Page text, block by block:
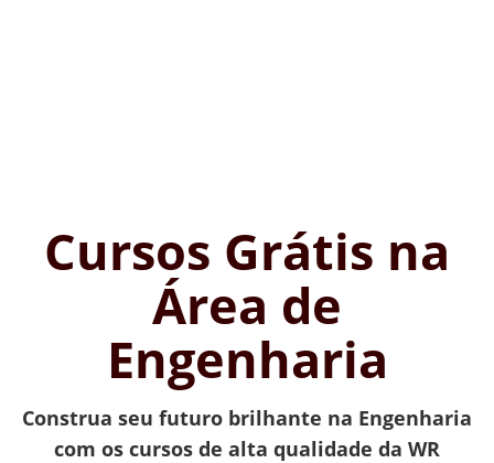
Cursos Grátis na
Área de
Engenharia
Construa seu futuro brilhante na Engenharia
com os cursos de alta qualidade da WR